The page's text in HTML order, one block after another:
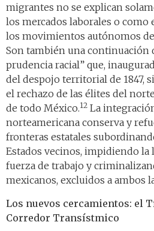
migrantes no se explican
los mercados laborales o
los movimientos autónomos
Son también una continuación
prudencia racial” que,
del despojo territorial de 1847,
el rechazo de las élites del
de todo México.12 La
norteamericana conserva y
fronteras estatales
Estados vecinos, impidiendo
fuerza de trabajo y
mexicanos, excluidos a ambos
Los nuevos cercamientos: el
Corredor Transístmico